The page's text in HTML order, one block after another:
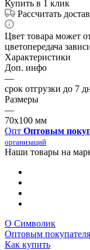
Купить в 1 клик
Рассчитать
Цвет товара может
цветопередача
Характеристики
Доп. инфо
—
срок отгрузки до 7
Размеры
—
70х100 мм
Опт Оптовым
организаций
Наши товары на
О Символик
Оптовым
Как купить